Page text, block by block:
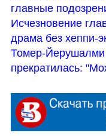
главные
Исчезновение
драма без хеппи-
Томер-Йерушалми
прекратилась: